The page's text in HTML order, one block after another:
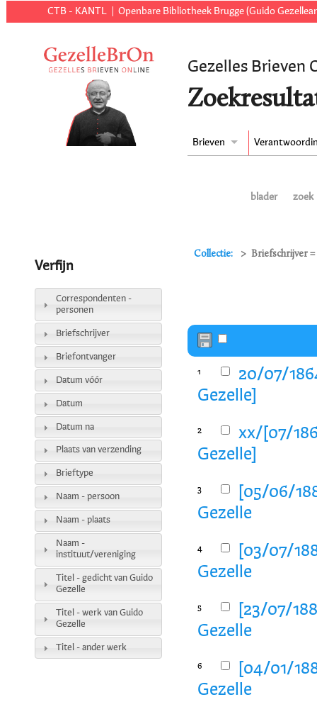
CTB - KANTL Openbare Bibliotheek Brugge (Guido
Gezelles Brieven
Brieven
blader zoek
Collectie: Briefschrijver =
1
20/07/
Gezelle]
2
xx/[07/
Gezelle]
3
[05/06/
Gezelle
4
[03/07/
Gezelle
5
[23/07/
Gezelle
6
[04/01/
Gezelle
Verfijn
Correspondenten -
personen
Briefschrijver
Briefontvanger
Datum vóór
Datum
Datum na
Plaats van verzending
Brieftype
Naam - persoon
Naam - plaats
Naam -
instituut/vereniging
Titel - gedicht van Guido
Gezelle
Titel - werk van Guido
Gezelle
Titel - ander werk